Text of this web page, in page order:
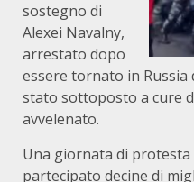
sostegno di
Alexei Navalny,
arrestato dopo
essere tornato in Russia
stato sottoposto a cure
avvelenato.
Una giornata di protesta
partecipato decine di